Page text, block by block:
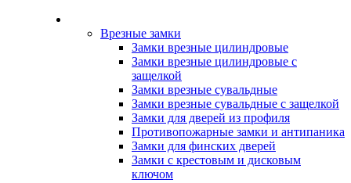
Врезные замки
Замки врезные цилиндровые
Замки врезные цилиндровые с
защелкой
Замки врезные сувальдные
Замки врезные сувальдные с защелкой
Замки для дверей из профиля
Противопожарные замки и антипаника
Замки для финских дверей
Замки с крестовым и дисковым
ключом